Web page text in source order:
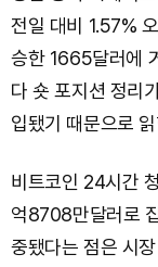
전일 대비 1.57%
승한 1665달러에
다 숏 포지션 정리
입됐기 때문으로
비트코인 24시간
억8708만달러로
중됐다는 점은 시